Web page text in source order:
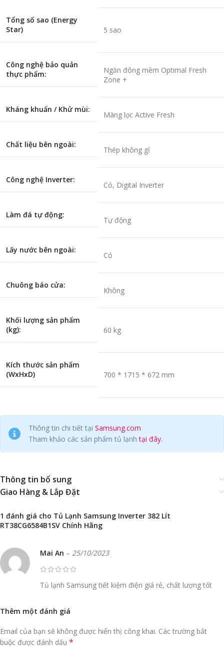
Tổng số sao (Energy
Star)
5 sao
Công nghệ bảo quản
thực phẩm:
Ngăn đông mềm Optimal Fresh
Zone +
Kháng khuẩn / Khử mùi:
Màng lọc Active Fresh
Chất liệu bên ngoài:
Thép không gỉ
Công nghệ Inverter:
Có, Digital Inverter
Làm đá tự động:
Tự động
Lấy nước bên ngoài:
Có
Chuông báo cửa:
Không
Khối lượng sản phẩm
(kg):
60 kg
Kích thước sản phẩm
(WxHxD)
700 * 1715 * 672 mm
Thông tin chi tiết tại Samsung.com
Tham khảo các sản phẩm tủ lạnhtại đây.
Thông tin bổ sung
Giao Hàng & Lắp Đặt
1 đánh giá cho Tủ Lạnh Samsung Inverter 382 Lít
RT38CG6584B1SV Chính Hãng
Mai An – 25/10/2023
Tủ lạnh Samsung tiết kiệm điện giá rẻ, chất lượng tốt
Thêm một đánh giá
Email của bạn sẽ không được hiển thị công khai. Các trường bắt
buộc được đánh dấu *